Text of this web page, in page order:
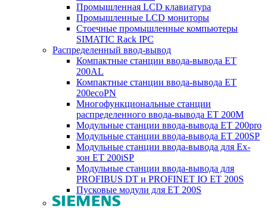
Промышленная LCD клавиатура
Промышленные LCD мониторы
Стоечные промышленные компьютеры
SIMATIC Rack IPC
Распределенный ввод-вывод
Компактные станции ввода-вывода ET
200AL
Компактные станции ввода-вывода ET
200ecoPN
Многофункциональные станции
распределенного ввода-вывода ET 200M
Модульные станции ввода-вывода ET 200pro
Модульные станции ввода-вывода ET 200SP
Модульные станции ввода-вывода для Ex-
зон ET 200iSP
Модульные станции ввода-вывода для
PROFIBUS DT и PROFINET IO ET 200S
Пусковые модули для ET 200S